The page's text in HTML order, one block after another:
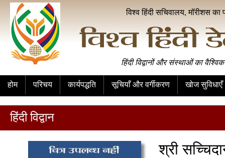
विश्व हिंदी सचिवालय, मॉरीशस का
हिंदी विद्वानों और संस्थाओं का
होम परिचय कार्यपद्धति सूचियाँ और वर्गीकरण खोज सुविधाएँ
हिंदी विद्वान
श्री